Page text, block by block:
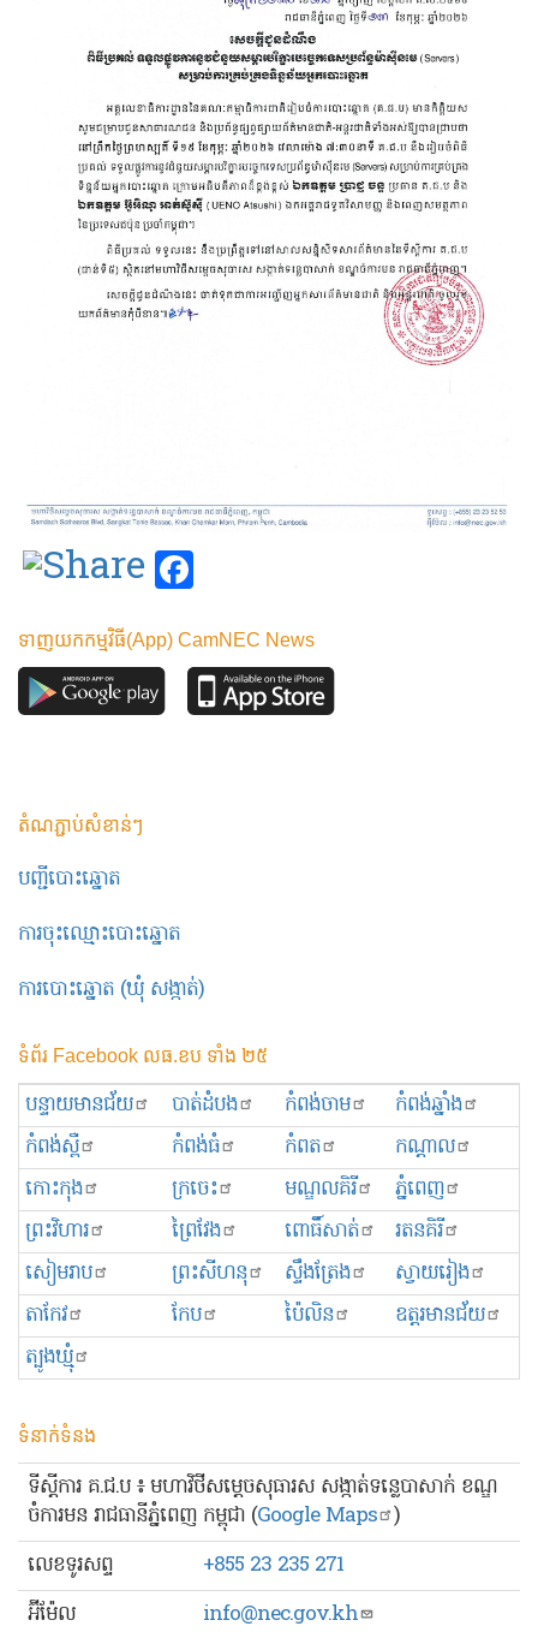
ទាញយកកម្មវិធី(App) CamNEC News
តំណភ្ជាប់សំខាន់ៗ
បញ្ជីបោះឆ្នោត
ការចុះឈ្មោះបោះឆ្នោត
ការបោះឆ្នោត (ឃុំ សង្កាត់)
ទំព័រ Facebook លធ.ខប ទាំង ២៥
បន្ទាយមានជ័យ បាត់ដំបង កំពង់ចាម
កំពង់ឆ្នាំង
កំពង់ស្ពឺ
កំពង់ធំ កំពត
កណ្ដាល
កោះកុង
ក្រចេះ មណ្ឌលគិរី
ភ្នំពេញ
ព្រះ​វិហារ
ព្រៃវែង ពោធិ៍សាត់
រតនគិរី
សៀមរាប
ព្រះសីហនុ ស្ទឹងត្រែង
ស្វាយរៀង
តាកែវ
កែប ប៉ៃលិន
ឧត្ដរមានជ័យ
ត្បូងឃ្មុំ
ទំនាក់ទំនង
ទីស្ដីការ គ.ជ.ប ៖ មហាវិថីសម្ដេចសុធារស សង្កាត់ទន្លេបាសាក់ ខណ្ឌ
ចំការមន រាជធានីភ្នំពេញ កម្ពុជា (Google Maps )
លេខ​ទូរសព្ទ
+855 23 235 271
អ៊ីម៉ែល
info@nec.gov.kh